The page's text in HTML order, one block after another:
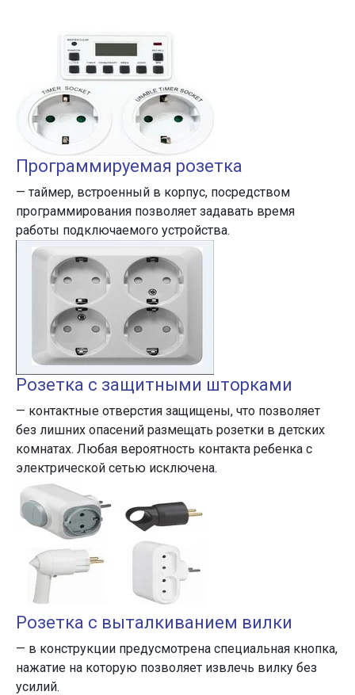
Программируемая розетка
— таймер, встроенный в корпус, посредством
программирования позволяет задавать время
работы подключаемого устройства.
Розетка с защитными шторками
— контактные отверстия защищены, что позволяет
без лишних опасений размещать розетки в детских
комнатах. Любая вероятность контакта ребенка с
электрической сетью исключена.
Розетка с выталкиванием вилки
— в конструкции предусмотрена специальная кнопка,
нажатие на которую позволяет извлечь вилку без
усилий.